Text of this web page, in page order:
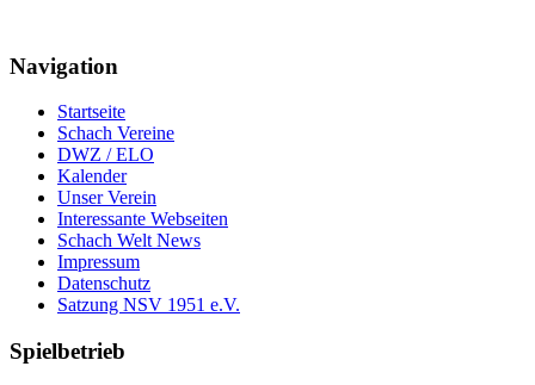
Navigation
Startseite
Schach Vereine
DWZ / ELO
Kalender
Unser Verein
Interessante Webseiten
Schach Welt News
Impressum
Datenschutz
Satzung NSV 1951 e.V.
Spielbetrieb